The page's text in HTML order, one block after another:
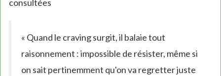
consultées
« Quand le craving surgit, il balaie tout
raisonnement : impossible de résister, même si
on sait pertinemment qu'on va regretter juste